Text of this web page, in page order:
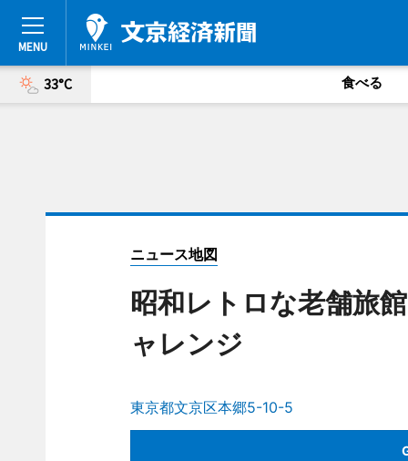
33°C 食べる
ニュース地図
昭和レトロな老舗旅
ャレンジ
東京都文京区本郷5-10-5